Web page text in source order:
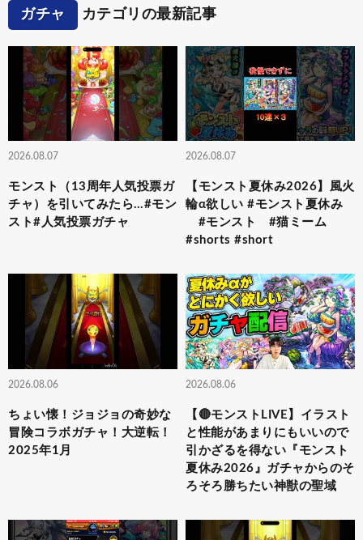
ガチャ カテゴリの最新記事
2026.08.07
モンスト（13周年人気投票ガ
チャ）を引いてみたら…#モン
スト#人気投票ガチャ
2026.08.07
【モンスト夏休み2026】風火
輪α欲しい #モンスト夏休み
#モンスト #猫ミーム
#shorts #short
2026.08.06
ちょい懐！ジョジョの奇妙な
冒険コラボガチャ！大逆転！
2025年1月
2026.08.06
【🔴モンストLIVE】イラスト
と性能があまりにもいいので
引かざるを得ない『モンスト
夏休み2026』ガチャからのそ
ろそろ勝ちたい神獣の聖域